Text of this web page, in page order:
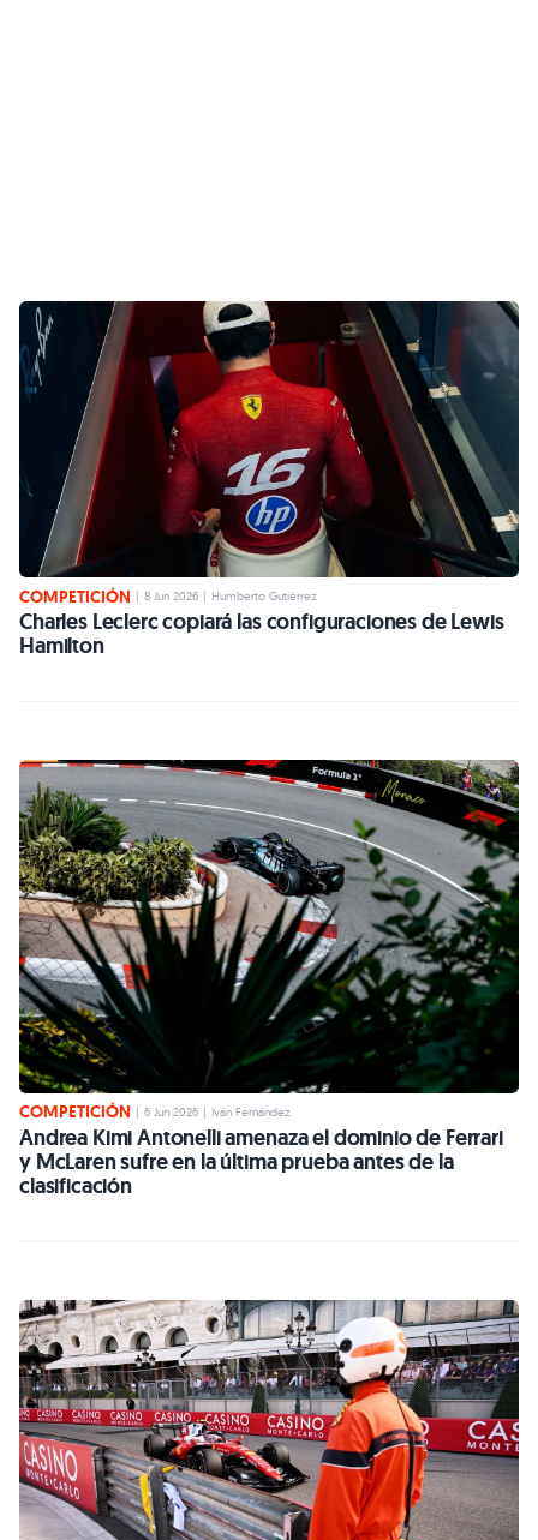
COMPETICIÓN 8 Jun 2026 Humberto Gutiérrez
Charles Leclerc copiará las configuraciones de Lewis
Hamilton
COMPETICIÓN | 6 Jun 2026 | Iván Fernández
Andrea Kimi Antonelli amenaza el dominio de Ferrari
y McLaren sufre en la última prueba antes de la
clasificación